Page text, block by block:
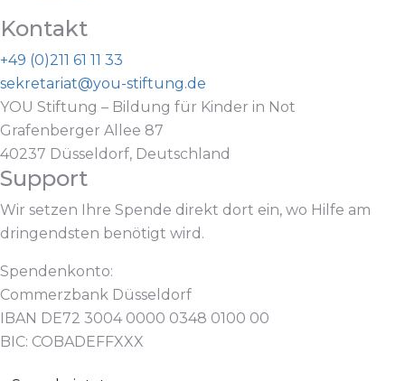
Kontakt
+49 (0)211 61 11 33
sekretariat@you-stiftung.de
YOU Stiftung – Bildung für Kinder in Not
Grafenberger Allee 87
40237 Düsseldorf, Deutschland
Support
Wir setzen Ihre Spende direkt dort ein, wo Hilfe am
dringendsten benötigt wird.
Spendenkonto:
Commerzbank Düsseldorf
IBAN DE72 3004 0000 0348 0100 00
BIC: COBADEFFXXX